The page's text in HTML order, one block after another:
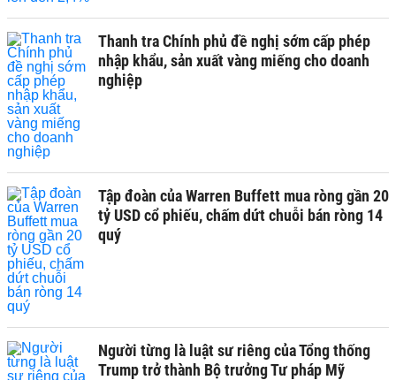
Thanh tra Chính phủ đề nghị sớm cấp phép
nhập khẩu, sản xuất vàng miếng cho doanh
nghiệp
Tập đoàn của Warren Buffett mua ròng gần 20
tỷ USD cổ phiếu, chấm dứt chuỗi bán ròng 14
quý
Người từng là luật sư riêng của Tổng thống
Trump trở thành Bộ trưởng Tư pháp Mỹ